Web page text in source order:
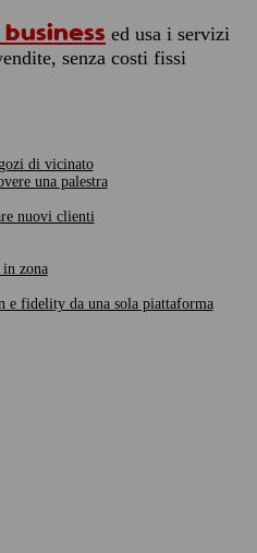
ed usa i servizi
senza costi fissi
di vicinato
una palestra
nuovi clienti
in zona
e fidelity da una sola piattaforma